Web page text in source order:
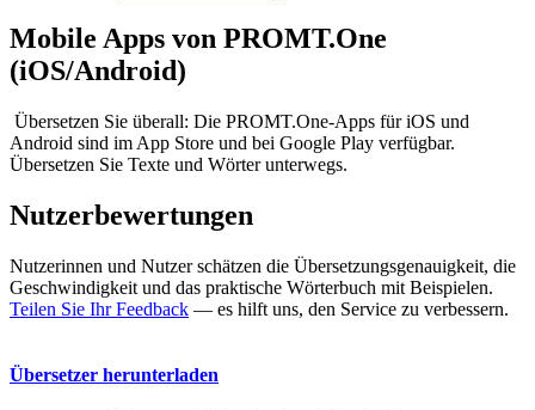
Mobile Apps von PROMT.One
(iOS/Android)
Übersetzen Sie überall: Die PROMT.One-Apps für iOS und
Android sind im App Store und bei Google Play verfügbar.
Übersetzen Sie Texte und Wörter unterwegs.
Nutzerbewertungen
Nutzerinnen und Nutzer schätzen die Übersetzungsgenauigkeit, die
Geschwindigkeit und das praktische Wörterbuch mit Beispielen.
Teilen Sie Ihr Feedback — es hilft uns, den Service zu verbessern.
Übersetzer herunterladen